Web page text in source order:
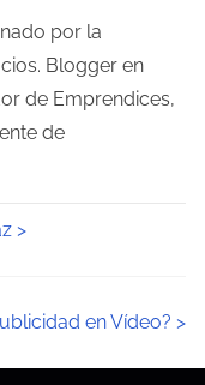
por la
Blogger en
de Emprendices,
de
>
en Vídeo? >